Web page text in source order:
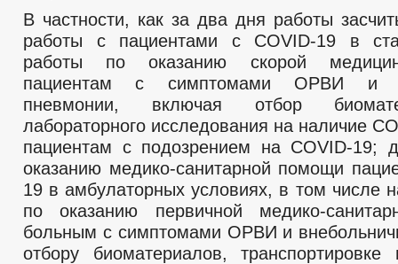
В частности, как за два дня работы
работы с пациентами с COVID-19 в
работы по оказанию скорой
пациентам с симптомами ОРВИ и
пневмонии, включая отбор
лабораторного исследования на наличие
пациентам с подозрением на COVID-19;
оказанию медико-санитарной помощи
19 в амбулаторных условиях, в том числе
по оказанию первичной медико-
больным с симптомами ОРВИ и
отбору биоматериалов,